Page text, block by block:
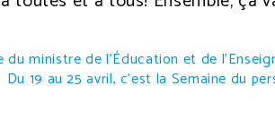
du ministre de l’Éducation et de
Du 19 au 25 avril, c’est la Semaine du